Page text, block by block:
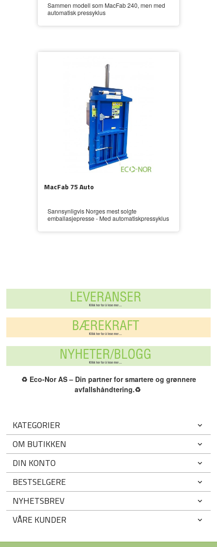
Sammen modell som MacFab 240, men med
automatisk pressyklus
MacFab 75 Auto
Sannsynligvis Norges mest solgte
emballasjepresse - Med automatiskpressyklus
♻️ Eco-Nor AS – Din partner for smartere og grønnere
avfallshåndtering.♻️
KATEGORIER
OM BUTIKKEN
DIN KONTO
BESTSELGERE
NYHETSBREV
VÅRE KUNDER